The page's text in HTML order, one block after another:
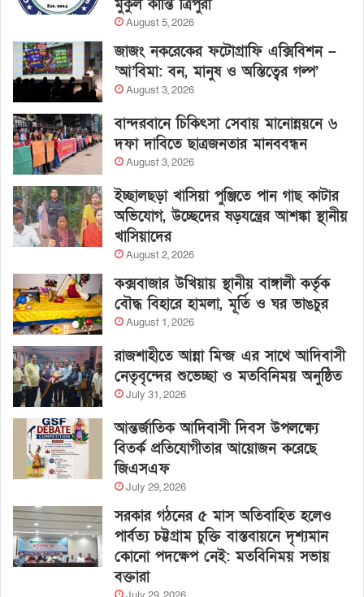
মুকুল কান্তি ত্রিপুরা
August 5, 2026
জাজং নকরেকের ফটোগ্রাফি এক্সিবিশন –
‘আ’বিমা: বন, মানুষ ও অস্তিত্বের গল্প’
August 3, 2026
বান্দরবানে চিকিৎসা সেবায় মানোন্নয়নে ৬
দফা দাবিতে ছাত্রজনতার মানববন্ধন
August 3, 2026
ইচ্ছালছড়া খাসিয়া পুঞ্জিতে পান গাছ কাটার
অভিযোগ, উচ্ছেদের ষড়যন্ত্রের আশঙ্কা স্থানীয়
খাসিয়াদের
August 2, 2026
কক্সবাজার উখিয়ায় স্থানীয় বাঙ্গালী কর্তৃক
বৌদ্ধ বিহারে হামলা, মূর্তি ও ঘর ভাঙচুর
August 1, 2026
রাজশাহীতে আন্না মিন্জ এর সাথে আদিবাসী
নেতৃবৃন্দের শুভেচ্ছা ও মতবিনিময় অনুষ্ঠিত
July 31, 2026
আন্তর্জাতিক আদিবাসী দিবস উপলক্ষ্যে
বিতর্ক প্রতিযোগীতার আয়োজন করেছে
জিএসএফ
July 29, 2026
সরকার গঠনের ৫ মাস অতিবাহিত হলেও
পার্বত্য চট্টগ্রাম চুক্তি বাস্তবায়নে দৃশ্যমান
কোনো পদক্ষেপ নেই: মতবিনিময় সভায়
বক্তারা